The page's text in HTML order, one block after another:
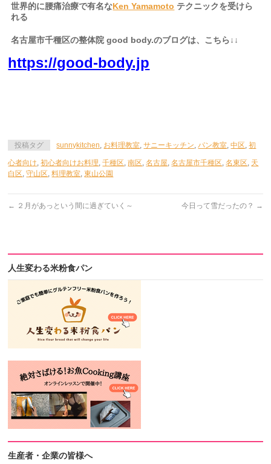
世界的に腰痛治療で有名なKen Yamamoto テクニックを受けら
れる
名古屋市千種区の整体院 good body.のブログは、こちら↓↓
https://good-body.jp
投稿タグ sunnykitchen お料理教室 ,サニーキッチン パン教室 ,中区 ,初
心者向け ,初心者向けお料理 ,千種区 ,南区 ,名古屋 ,名古屋市千種区 ,名東区 天
白区 ,守山区 ,料理教室 ,東山公園
← ２月があっという間に過ぎていく～ 今日って雪だったの？ →
人生変わる米粉食パン
生産者・企業の皆様へ